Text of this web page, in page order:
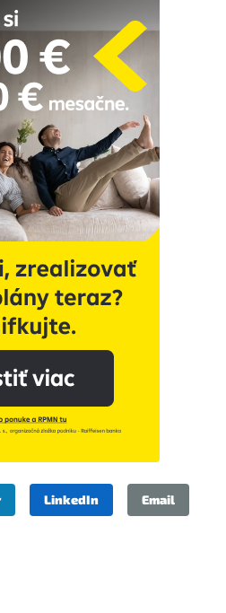
LinkedIn Email